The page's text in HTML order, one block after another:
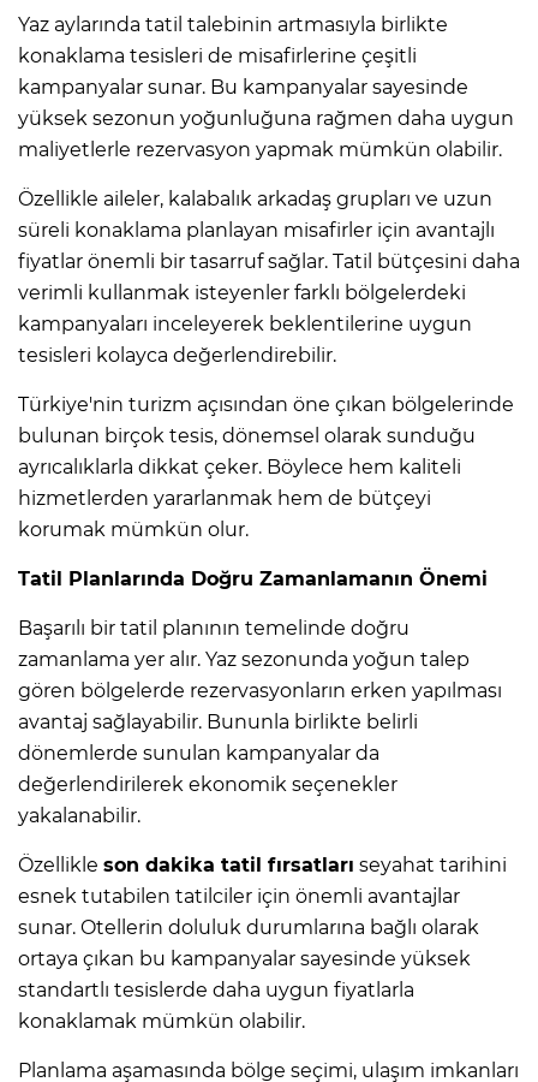
Yaz aylarında tatil talebinin artmasıyla birlikte
konaklama tesisleri de misafirlerine çeşitli
kampanyalar sunar. Bu kampanyalar sayesinde
yüksek sezonun yoğunluğuna rağmen daha uygun
maliyetlerle rezervasyon yapmak mümkün olabilir.
Özellikle aileler, kalabalık arkadaş grupları ve uzun
süreli konaklama planlayan misafirler için avantajlı
fiyatlar önemli bir tasarruf sağlar. Tatil bütçesini daha
verimli kullanmak isteyenler farklı bölgelerdeki
kampanyaları inceleyerek beklentilerine uygun
tesisleri kolayca değerlendirebilir.
Türkiye'nin turizm açısından öne çıkan bölgelerinde
bulunan birçok tesis, dönemsel olarak sunduğu
ayrıcalıklarla dikkat çeker. Böylece hem kaliteli
hizmetlerden yararlanmak hem de bütçeyi
korumak mümkün olur.
Tatil Planlarında Doğru Zamanlamanın Önemi
Başarılı bir tatil planının temelinde doğru
zamanlama yer alır. Yaz sezonunda yoğun talep
gören bölgelerde rezervasyonların erken yapılması
avantaj sağlayabilir. Bununla birlikte belirli
dönemlerde sunulan kampanyalar da
değerlendirilerek ekonomik seçenekler
yakalanabilir.
Özellikle son dakika tatil fırsatları seyahat tarihini
esnek tutabilen tatilciler için önemli avantajlar
sunar. Otellerin doluluk durumlarına bağlı olarak
ortaya çıkan bu kampanyalar sayesinde yüksek
standartlı tesislerde daha uygun fiyatlarla
konaklamak mümkün olabilir.
Planlama aşamasında bölge seçimi, ulaşım imkanları